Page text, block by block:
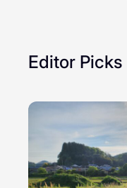
Editor Picks